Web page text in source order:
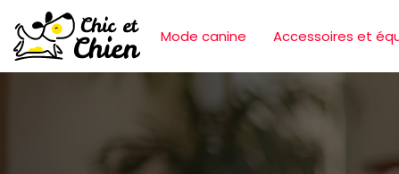
Mode canine Accessoires et